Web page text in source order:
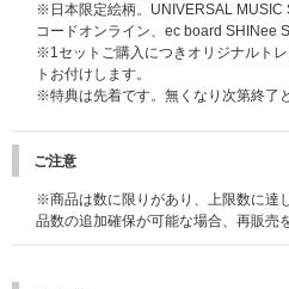
※日本限定絵柄。UNIVERSAL MUSIC
コードオンライン、ec board SHINee
※1セットご購入につきオリジナルト
トお付けします。
※特典は先着です。無くなり次第終了
ご注意
※商品は数に限りがあり、上限数に達
品数の追加確保が可能な場合、再販売